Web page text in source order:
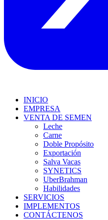
INICIO
EMPRESA
VENTA DE SEMEN
Leche
Carne
Doble Propósito
Exportación
Salva Vacas
SYNETICS
UberBrahman
Habilidades
SERVICIOS
IMPLEMENTOS
CONTÁCTENOS